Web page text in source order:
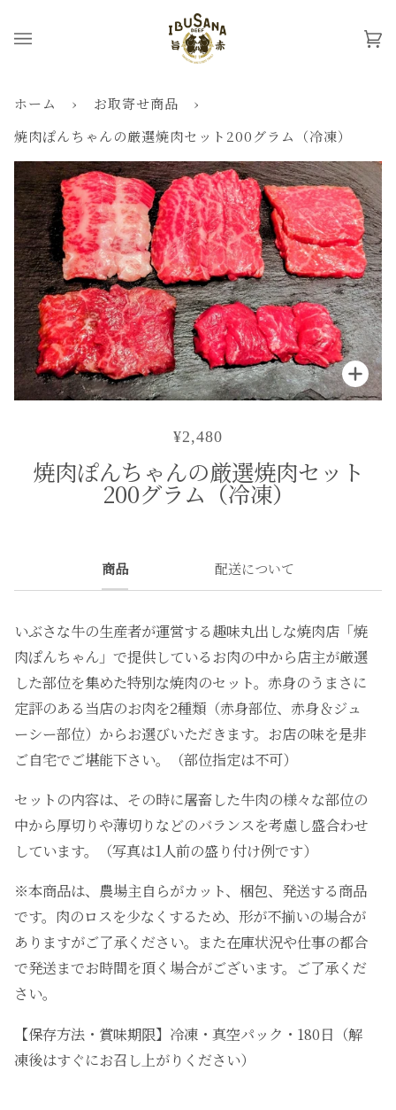
カ
ホーム › お取寄せ商品
›
焼肉ぽんちゃんの厳選焼肉セット200グラム（冷凍）
拡大
¥2,480
焼肉ぽんちゃんの厳選焼肉セット
200グラム（冷凍）
商品 配送について
いぶさな牛の生産者が運営する趣味丸出しな焼肉店「焼
肉ぽんちゃん」で提供しているお肉の中から店主が厳選
した部位を集めた特別な焼肉のセット。赤身のうまさに
定評のある当店のお肉を2種類（赤身部位、赤身＆ジュ
ーシー部位）からお選びいただきます。お店の味を是非
ご自宅でご堪能下さい。
（部位指定は不可）
セットの内容は、その時に屠畜した牛肉の様々な部位の
中から厚切りや薄切りなどのバランスを考慮し盛合わせ
しています。（写真は1人前の盛り付け例です）
※本商品は、農場主自らがカット、梱包、発送する商品
です。肉のロスを少なくするため、形が不揃いの場合が
ありますがご了承ください。また在庫状況や仕事の都合
で発送までお時間を頂く場合がございます。ご了承くだ
さい。
【保存方法・賞味期限】冷凍・真空パック・ 180日 （解
凍後はすぐにお召し上がりください）